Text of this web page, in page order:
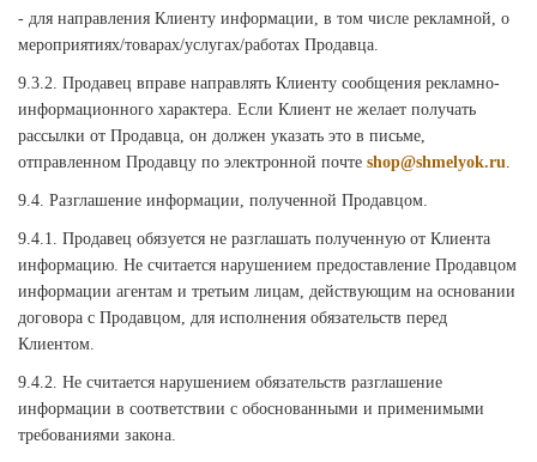
- для направления Клиенту информации, в том числе рекламной, о
мероприятиях/товарах/услугах/работах Продавца.
9.3.2. Продавец вправе направлять Клиенту сообщения рекламно-
информационного характера. Если Клиент не желает получать
рассылки от Продавца, он должен указать это в письме,
отправленном Продавцу по электронной почте shop@shmelyok.ru
9.4. Разглашение информации, полученной Продавцом.
9.4.1. Продавец обязуется не разглашать полученную от Клиента
информацию. Не считается нарушением предоставление Продавцом
информации агентам и третьим лицам, действующим на основании
договора с Продавцом, для исполнения обязательств перед
Клиентом.
9.4.2. Не считается нарушением обязательств разглашение
информации в соответствии с обоснованными и применимыми
требованиями закона.